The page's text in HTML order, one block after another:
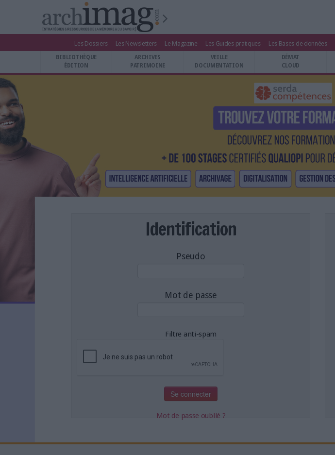
BIBLIOTHÈQUE ÉDITION
ARCHIVES PATRIMOINE
VEILLE DOCUMENTATION
UNIVERS DATA
TRAVAIL COLLABORATIF
VIE NUMÉRIQUE
NUMÉRIQUE RESPONSABLE
L'ANNUAIRE DES ACTEURS
NOS OFFRES D'ABONNEMENTS
Les Dossiers Les Newsletters Le Magazine Les Guides pratiques Les Bases de données
BIBLIOTHÈQUE
ÉDITION
ARCHIVES
PATRIMOINE
VEILLE
DOCUMENTATION
DÉMAT
CLOUD
Identification
Pseudo
Mot de passe
Filtre anti-spam
Mot de passe oublié ?